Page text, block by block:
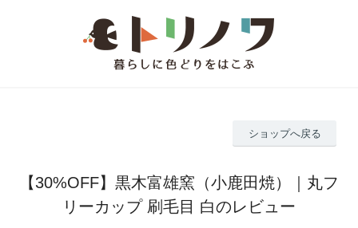
ショップへ戻る
【30%OFF】黒木富雄窯（小鹿田焼）｜丸フ
リーカップ 刷毛目 白のレビュー